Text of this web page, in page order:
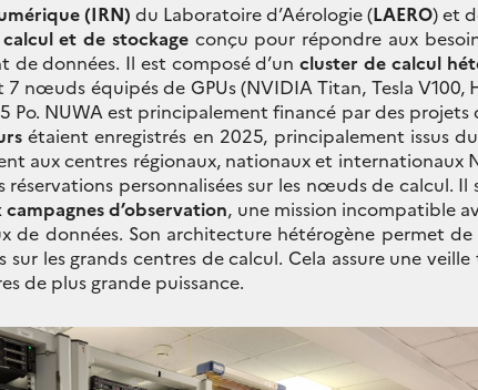
(IRN) du Laboratoire d’Aérologie (LAERO) et
et de stockageconçu pour répondre aux
données. Il est composé d’uncluster de calcul
nœuds équipés de GPUs (NVIDIA Titan, Tesla V100,
Po. NUWA est principalement financé par des projets
étaient enregistrés en 2025, principalement issus du
aux centres régionaux, nationaux et internationaux
réservations personnalisées sur les nœuds de calcul. Il
d’observation, une mission incompatible
de données. Son architecture hétérogène permet
les grands centres de calcul. Cela assure une
de plus grande puissance.